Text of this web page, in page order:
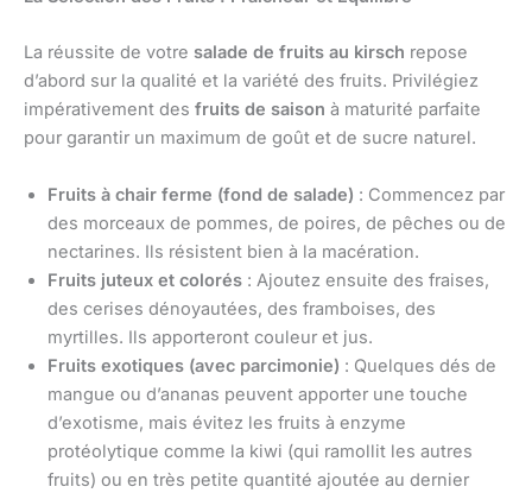
La réussite de votre salade de fruits au kirsch repose
d’abord sur la qualité et la variété des fruits. Privilégiez
impérativement des fruits de saison à maturité parfaite
pour garantir un maximum de goût et de sucre naturel.
Fruits à chair ferme (fond de salade) : Commencez par
des morceaux de pommes, de poires, de pêches ou de
nectarines. Ils résistent bien à la macération.
Fruits juteux et colorés : Ajoutez ensuite des fraises,
des cerises dénoyautées, des framboises, des
myrtilles. Ils apporteront couleur et jus.
Fruits exotiques (avec parcimonie) : Quelques dés de
mangue ou d’ananas peuvent apporter une touche
d’exotisme, mais évitez les fruits à enzyme
protéolytique comme la kiwi (qui ramollit les autres
fruits) ou en très petite quantité ajoutée au dernier